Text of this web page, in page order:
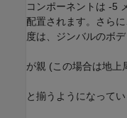
コンポーネントは -5
配置されます。さら
度は、ジンバルのボ
が親 (この場合は地上
と揃うようになって